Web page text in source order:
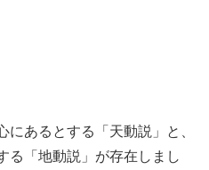
あるとする「天動説」と、
る「地動説」が存在しまし